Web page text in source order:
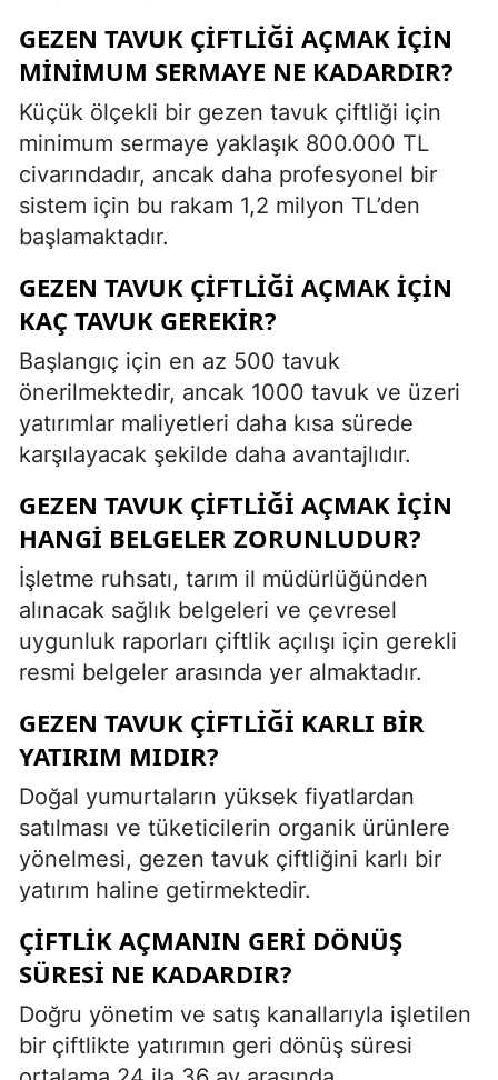
GEZEN TAVUK ÇIFTLIĞI AÇMAK IÇIN
MINIMUM SERMAYE NE KADARDIR?
Küçük ölçekli bir gezen tavuk çiftliği için
minimum sermaye yaklaşık 800.000 TL
civarındadır, ancak daha profesyonel bir
sistem için bu rakam 1,2 milyon TL’den
başlamaktadır.
GEZEN TAVUK ÇIFTLIĞI AÇMAK IÇIN
KAÇ TAVUK GEREKIR?
Başlangıç için en az 500 tavuk
önerilmektedir, ancak 1000 tavuk ve üzeri
yatırımlar maliyetleri daha kısa sürede
karşılayacak şekilde daha avantajlıdır.
GEZEN TAVUK ÇIFTLIĞI AÇMAK IÇIN
HANGI BELGELER ZORUNLUDUR?
İşletme ruhsatı, tarım il müdürlüğünden
alınacak sağlık belgeleri ve çevresel
uygunluk raporları çiftlik açılışı için gerekli
resmi belgeler arasında yer almaktadır.
GEZEN TAVUK ÇIFTLIĞI KARLI BIR
YATIRIM MIDIR?
Doğal yumurtaların yüksek fiyatlardan
satılması ve tüketicilerin organik ürünlere
yönelmesi, gezen tavuk çiftliğini karlı bir
yatırım haline getirmektedir.
ÇIFTLIK AÇMANIN GERI DÖNÜŞ
SÜRESI NE KADARDIR?
Doğru yönetim ve satış kanallarıyla işletilen
bir çiftlikte yatırımın geri dönüş süresi